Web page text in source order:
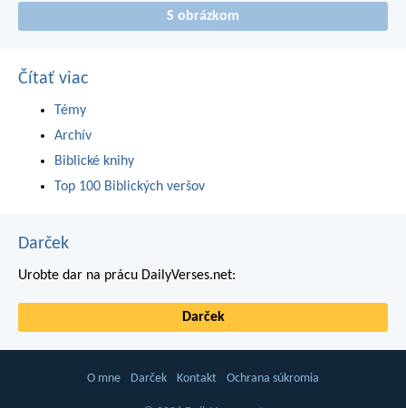
S obrázkom
Čítať viac
Témy
Archív
Biblické knihy
Top 100 Biblických veršov
Darček
Urobte dar na prácu DailyVerses.net:
Darček
O mne Darček Kontakt Ochrana súkromia